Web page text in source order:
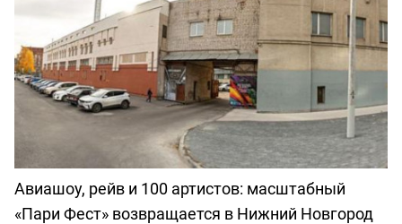
Авиашоу, рейв и 100 артистов: масштабный
«Пари Фест» возвращается в Нижний Новгород